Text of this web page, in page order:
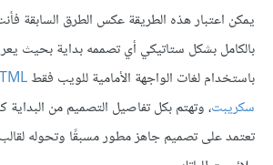
يمكن اعتبار هذه الطريقة عكس الطرق السابقة
بالكامل بشكل ستاتيكي أي تصممه بداية بحيث
باستخدام لغات الواجهة الأمامية للويب فقط
سكريبت، وتهتم بكل تفاصيل التصميم من البداية
تعتمد على تصميم جاهز مطور مسبقًا وتحوله